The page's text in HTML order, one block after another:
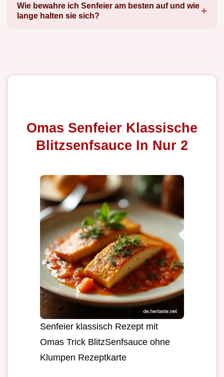
Wie bewahre ich Senfeier am besten auf und wie
lange halten sie sich?
Omas Senfeier Klassische
Blitzsenfsauce In Nur 2
Senfeier klassisch Rezept mit
Omas Trick BlitzSenfsauce ohne
Klumpen Rezeptkarte